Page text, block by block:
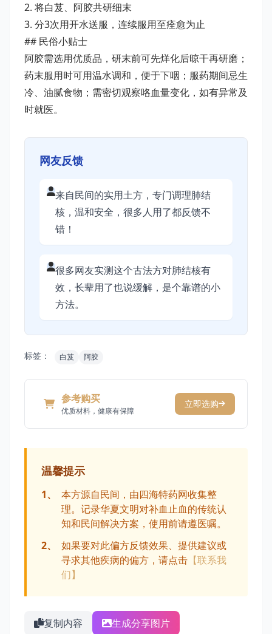
2. 将白芨、阿胶共研细末
3. 分3次用开水送服，连续服用至痊愈为止
## 民俗小贴士
阿胶需选用优质品，研末前可先烊化后晾干再研磨；
药末服用时可用温水调和，便于下咽；服药期间忌生
冷、油腻食物；需密切观察咯血量变化，如有异常及
时就医。
网友反馈
来自民间的实用土方，专门调理肺结
核，温和安全，很多人用了都反馈不
错！
很多网友实测这个古法方对肺结核有
效，长辈用了也说缓解，是个靠谱的小
方法。
标签： 白芨 阿胶
参考购买
优质材料，健康有保障
立即选购
温馨提示
1、
本方源自民间，由四海特药网收集整
理。记录华夏文明对补血止血的传统认
知和民间解决方案，使用前请遵医嘱。
2、
如果要对此偏方反馈效果、提供建议或
寻求其他疾病的偏方，请点击 【联系我
们】
复制内容 生成分享图片